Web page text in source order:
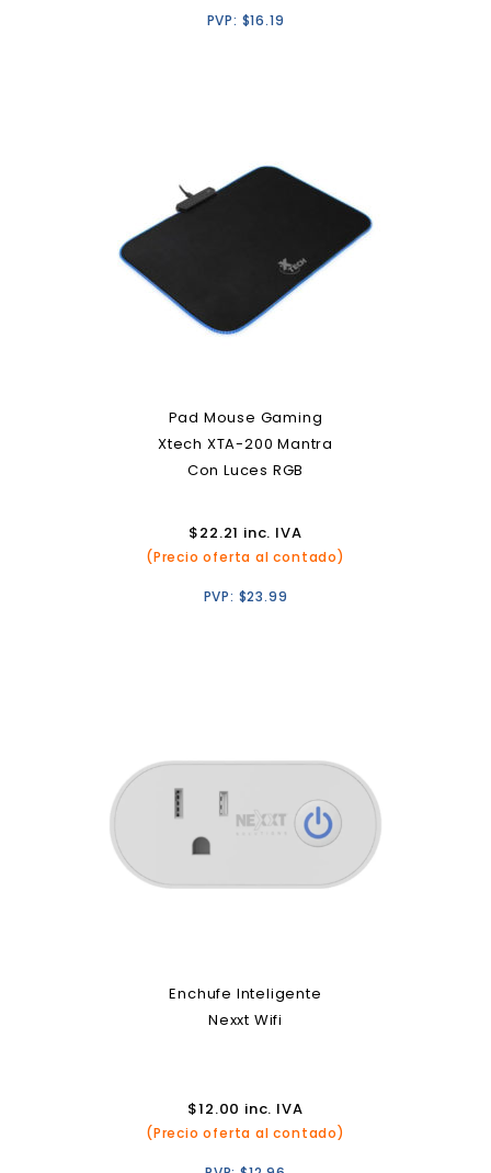
PVP: $16.19
Pad Mouse Gaming
Xtech XTA-200 Mantra
Con Luces RGB
$22.21 inc. IVA
(Precio oferta al contado)
PVP: $23.99
Enchufe Inteligente
Nexxt Wifi
$12.00 inc. IVA
(Precio oferta al contado)